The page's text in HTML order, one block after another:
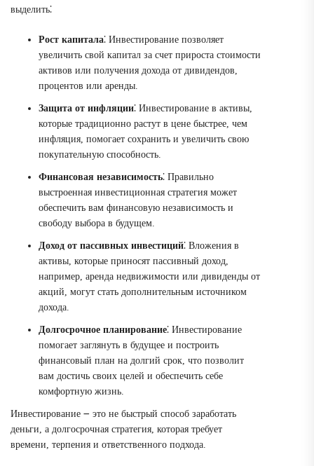
выделить⁚
Рост капитала⁚ Инвестирование позволяет
увеличить свой капитал за счет прироста стоимости
активов или получения дохода от дивидендов,
процентов или аренды.
Защита от инфляции⁚ Инвестирование в активы,
которые традиционно растут в цене быстрее, чем
инфляция, помогает сохранить и увеличить свою
покупательную способность.
Финансовая независимость⁚ Правильно
выстроенная инвестиционная стратегия может
обеспечить вам финансовую независимость и
свободу выбора в будущем.
Доход от пассивных инвестиций⁚ Вложения в
активы, которые приносят пассивный доход,
например, аренда недвижимости или дивиденды от
акций, могут стать дополнительным источником
дохода.
Долгосрочное планирование⁚ Инвестирование
помогает заглянуть в будущее и построить
финансовый план на долгий срок, что позволит
вам достичь своих целей и обеспечить себе
комфортную жизнь.
Инвестирование ౼ это не быстрый способ заработать
деньги, а долгосрочная стратегия, которая требует
времени, терпения и ответственного подхода.